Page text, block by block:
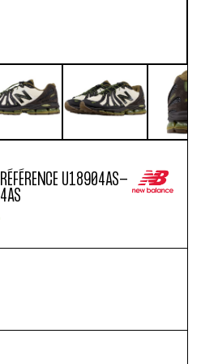
RÉFÉRENCE U18904AS-
4AS